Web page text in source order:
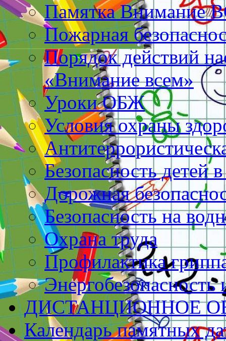
Памятка Внимание
Пожарная
Порядок действий
«Внимание всем»
Уроки ОБЖ
Условия охраны
Безопасность детей
Дорожная
Безопасность на
Охрана труда
Профилактика
Энергобезопасность
ДИСТАНЦИОННОЕ
Календарь памятных